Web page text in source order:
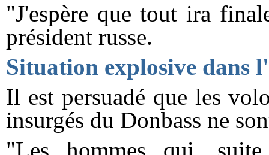
"J'espère que tout ira
président russe.
Situation explosive dans
Il est persuadé que les
insurgés du Donbass ne